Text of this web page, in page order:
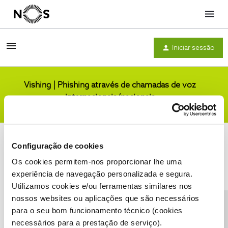
Configuração de cookies
Os cookies permitem-nos proporcionar lhe uma
experiência de navegação personalizada e segura.
Utilizamos cookies e/ou ferramentas similares nos
nossos websites ou aplicações que são necessários
para o seu bom funcionamento técnico (cookies
necessários para a prestação de serviço).
Menu
Iniciar sessão
Vishing | Phishing através de chamadas de voz
internacionais/nacionais
Condições do Fórum NOS Accessibility statement